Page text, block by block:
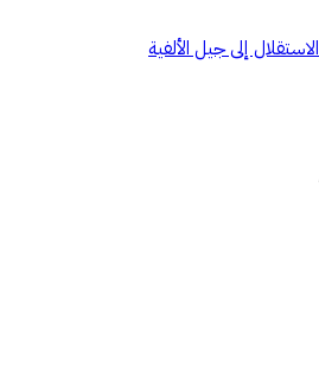
إلى جيل الألفية